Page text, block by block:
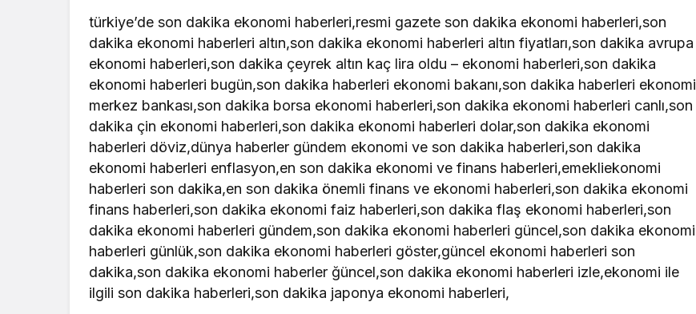
türkiye’de son dakika ekonomi haberleri,resmi gazete son dakika ekonomi haberleri,son
dakika ekonomi haberleri altın,son dakika ekonomi haberleri altın fiyatları,son dakika avrupa
ekonomi haberleri,son dakika çeyrek altın kaç lira oldu – ekonomi haberleri,son dakika
ekonomi haberleri bugün,son dakika haberleri ekonomi bakanı,son dakika haberleri ekonomi
merkez bankası,son dakika borsa ekonomi haberleri,son dakika ekonomi haberleri canlı,son
dakika çin ekonomi haberleri,son dakika ekonomi haberleri dolar,son dakika ekonomi
haberleri döviz,dünya haberler gündem ekonomi ve son dakika haberleri,son dakika
ekonomi haberleri enflasyon,en son dakika ekonomi ve finans haberleri,emekliekonomi
haberleri son dakika,en son dakika önemli finans ve ekonomi haberleri,son dakika ekonomi
finans haberleri,son dakika ekonomi faiz haberleri,son dakika flaş ekonomi haberleri,son
dakika ekonomi haberleri gündem,son dakika ekonomi haberleri güncel,son dakika ekonomi
haberleri günlük,son dakika ekonomi haberleri göster,güncel ekonomi haberleri son
dakika,son dakika ekonomi haberler ğüncel,son dakika ekonomi haberleri izle,ekonomi ile
ilgili son dakika haberleri,son dakika japonya ekonomi haberleri,